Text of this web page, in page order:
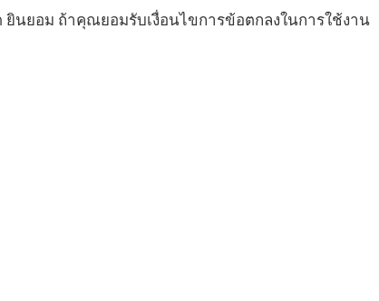
นยอม ถ้าคุณยอมรับเงื่อนไขการข้อตกลงในการใช้งาน